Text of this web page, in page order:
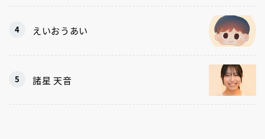
えいおうあい
諸星 天音